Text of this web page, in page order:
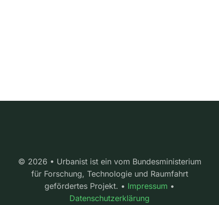
© 2026 • Urbanist ist ein vom Bundesministerium
für Forschung, Technologie und Raumfahrt
gefördertes Projekt. • Impressum •
Datenschutzerklärung